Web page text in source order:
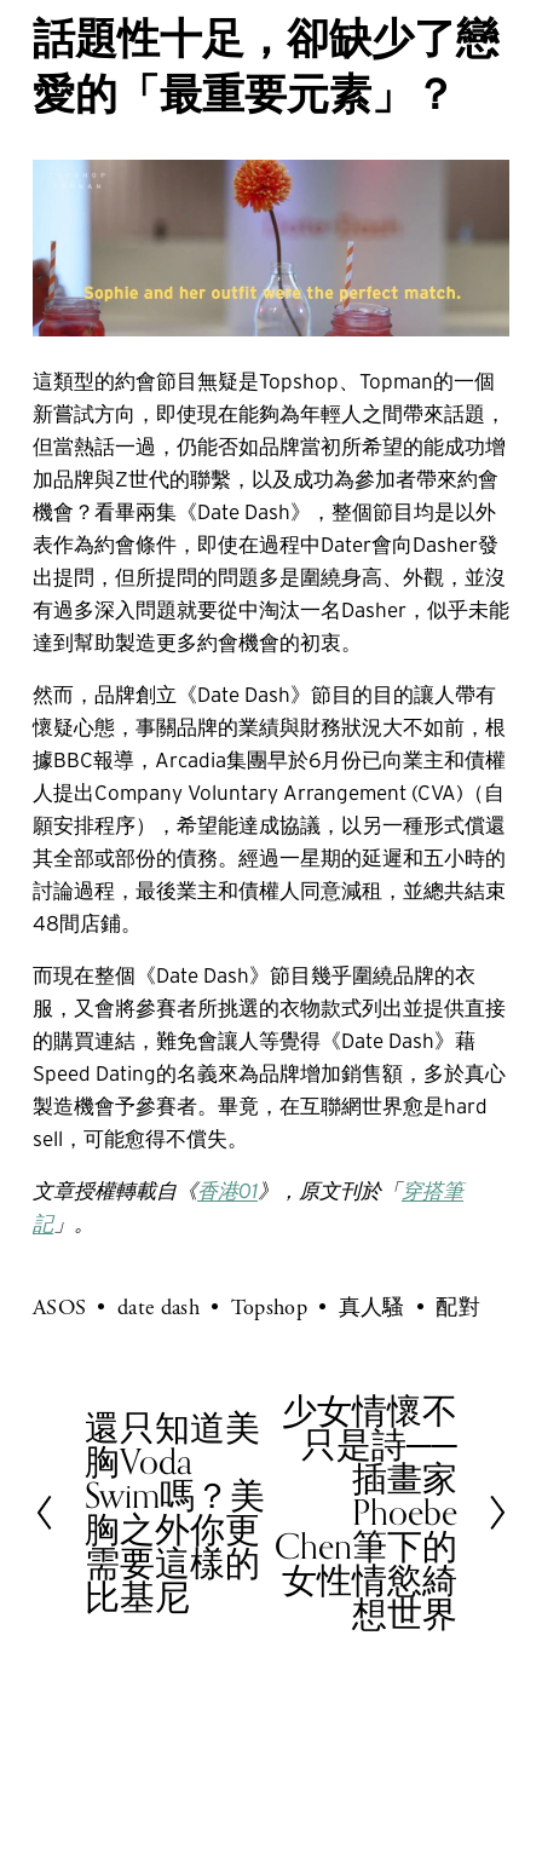
話題性十足，卻缺少了戀
愛的「最重要元素」？
這類型的約會節目無疑是Topshop、Topman的一個
新嘗試方向，即使現在能夠為年輕人之間帶來話題，
但當熱話一過，仍能否如品牌當初所希望的能成功增
加品牌與Z世代的聯繫，以及成功為參加者帶來約會
機會？看畢兩集《Date Dash》，整個節目均是以外
表作為約會條件，即使在過程中Dater會向Dasher發
出提問，但所提問的問題多是圍繞身高、外觀，並沒
有過多深入問題就要從中淘汰一名Dasher，似乎未能
達到幫助製造更多約會機會的初衷。
然而，品牌創立《Date Dash》節目的目的讓人帶有
懷疑心態，事關品牌的業績與財務狀況大不如前，根
據​BBC報導，Arcadia集團早於6月份已向業主和債權
人提出Company Voluntary Arrangement (CVA)（自
願安排程序），希望能達成協議，以另一種形式償還
其全部或部份的債務。經過一星期的延遲和五小時的
討論過程，最後業主和債權人同意減租，並總共結束
48間店鋪。
而現在整個《Date Dash》節目幾乎圍繞品牌的衣
服，又會將參賽者所挑選的衣物款式列出並提供直接
的購買連結，難免會讓人等覺得《Date Dash》藉
Speed Dating的名義來為品牌增加銷售額，多於真心
製造機會予參賽者。畢竟，在互聯網世界愈是hard
sell，可能愈得不償失。
文章授權轉載自《香港01》，原文刊於「穿搭筆
記」。
ASOS date dash Topshop 真人騷 配對
P
r
e
v
i
o
還只知道美
胸Voda
Swim嗎？美
胸之外你更
需要這樣的
比基尼
N少女情懷不
只是詩──
插畫家
Phoebe
Chen筆下的
女性情慾綺
想世界